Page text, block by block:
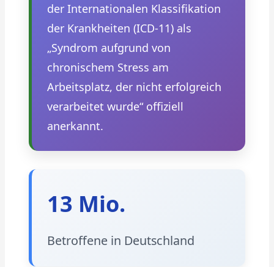
der Internationalen Klassifikation
der Krankheiten (ICD-11) als
„Syndrom aufgrund von
chronischem Stress am
Arbeitsplatz, der nicht erfolgreich
verarbeitet wurde“ offiziell
anerkannt.
13 Mio.
Betroffene in Deutschland